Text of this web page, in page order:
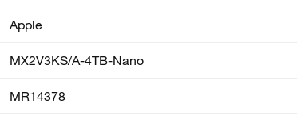
Apple
MX2V3KS/A-4TB-Nano
MR14378